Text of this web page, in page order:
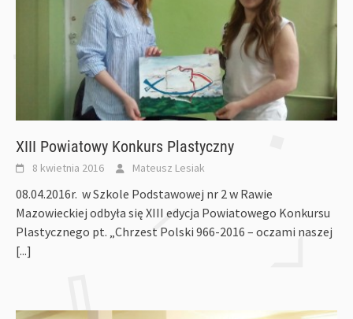
XIII Powiatowy Konkurs Plastyczny
8 kwietnia 2016 Mateusz Lesiak
08.04.2016r. w Szkole Podstawowej nr 2 w Rawie
Mazowieckiej odbyła się XIII edycja Powiatowego Konkursu
Plastycznego pt. „Chrzest Polski 966-2016 – oczami naszej
[...]